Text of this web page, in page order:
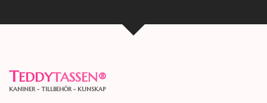
TEDDYTASSEN®
KANINER - TILLBEHÖR - KUNSKAP